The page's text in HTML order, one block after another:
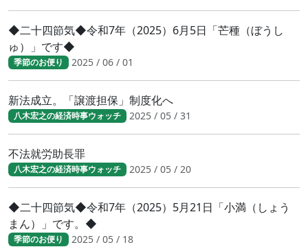
◆二十四節気◆令和7年（2025）6月5日「芒種（ぼうし
ゅ）」です◆
季節のお便り 2025 / 06 / 01
新法成立。「譲渡担保」制度化へ
八木宏之の経済時事ウォッチ 2025 / 05 / 31
不法就労助長罪
八木宏之の経済時事ウォッチ 2025 / 05 / 20
◆二十四節気◆令和7年（2025）5月21日「小満（しょう
まん）」です。◆
季節のお便り 2025 / 05 / 18